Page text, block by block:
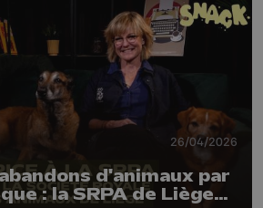
26/04/2026
d'animaux par
: la SRPA de Liège